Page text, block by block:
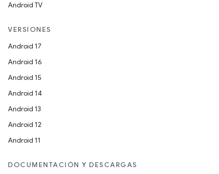
Android TV
VERSIONES
Android 17
Android 16
Android 15
Android 14
Android 13
Android 12
Android 11
DOCUMENTACIÓN Y DESCARGAS